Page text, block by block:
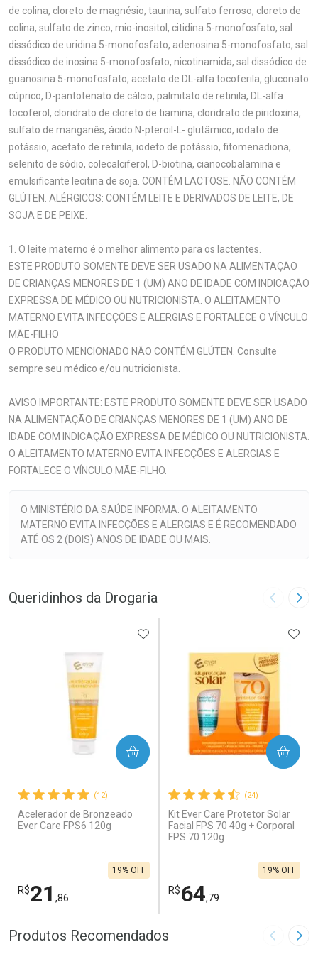
de colina, cloreto de magnésio, taurina, sulfato ferroso, cloreto de
colina, sulfato de zinco, mio-inositol, citidina 5-monofosfato, sal
dissódico de uridina 5-monofosfato, adenosina 5-monofosfato, sal
dissódico de inosina 5-monofosfato, nicotinamida, sal dissódico de
guanosina 5-monofosfato, acetato de DL-alfa tocoferila, gluconato
cúprico, D-pantotenato de cálcio, palmitato de retinila, DL-alfa
tocoferol, cloridrato de cloreto de tiamina, cloridrato de piridoxina,
sulfato de manganês, ácido N-pteroil-L- glutâmico, iodato de
potássio, acetato de retinila, iodeto de potássio, fitomenadiona,
selenito de sódio, colecalciferol, D-biotina, cianocobalamina e
emulsificante lecitina de soja. CONTÉM LACTOSE. NÃO CONTÉM
GLÚTEN. ALÉRGICOS: CONTÉM LEITE E DERIVADOS DE LEITE, DE
SOJA E DE PEIXE.
1. O leite materno é o melhor alimento para os lactentes.
ESTE PRODUTO SOMENTE DEVE SER USADO NA ALIMENTAÇÃO
DE CRIANÇAS MENORES DE 1 (UM) ANO DE IDADE COM INDICAÇÃO
EXPRESSA DE MÉDICO OU NUTRICIONISTA. O ALEITAMENTO
MATERNO EVITA INFECÇÕES E ALERGIAS E FORTALECE O VÍNCULO
MÃE-FILHO
O PRODUTO MENCIONADO NÃO CONTÉM GLÚTEN. Consulte
sempre seu médico e/ou nutricionista.
AVISO IMPORTANTE: ESTE PRODUTO SOMENTE DEVE SER USADO
NA ALIMENTAÇÃO DE CRIANÇAS MENORES DE 1 (UM) ANO DE
IDADE COM INDICAÇÃO EXPRESSA DE MÉDICO OU NUTRICIONISTA.
O ALEITAMENTO MATERNO EVITA INFECÇÕES E ALERGIAS E
FORTALECE O VÍNCULO MÃE-FILHO.
O MINISTÉRIO DA SAÚDE INFORMA: O ALEITAMENTO
MATERNO EVITA INFECÇÕES E ALERGIAS E É RECOMENDADO
ATÉ OS 2 (DOIS) ANOS DE IDADE OU MAIS.
Queridinhos da Drogaria Imagem
(12)
Acelerador de Bronzeado
Ever Care FPS6 120g
R$21 ,86
19% OFF
ADICIONAR AOS FAVORITOS
COMPRAR
FECHAR
FECHAR
(24)
Kit Ever Care Protetor Solar
Facial FPS 70 40g + Corporal
FPS 70 120g
R$64,79
19% OFF
COMPRAR
Produtos Recomendados Imagem